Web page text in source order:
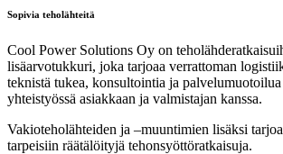
Sopivia teholähteitä
Cool Power Solutions Oy on
lisäarvotukkuri, joka tarjoaa verrattoman
teknistä tukea, konsultointia ja palvelumuotoilua
yhteistyössä asiakkaan ja valmistajan kanssa.
Vakioteholähteiden ja –muuntimien lisäksi
tarpeisiin räätälöityjä tehonsyöttöratkaisuja.